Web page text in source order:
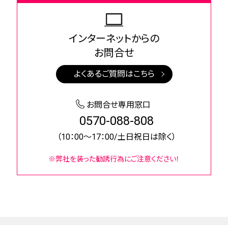
インターネットからの
お問合せ
よくあるご質問はこちら
お問合せ専用窓口
0570-088-808
（10：00～17：00/土日祝日は除く）
※弊社を装った勧誘行為にご注意ください！